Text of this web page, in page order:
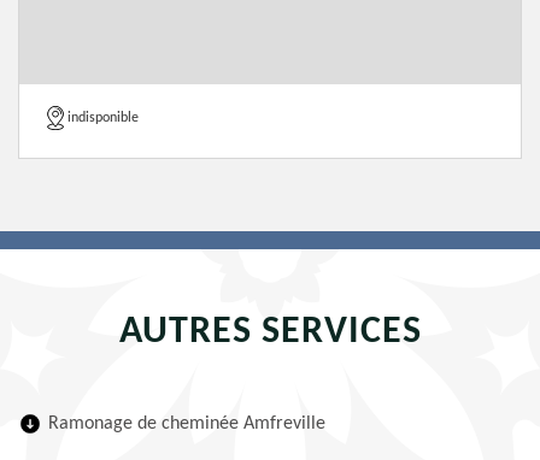
indisponible
AUTRES SERVICES
Ramonage de cheminée Amfreville